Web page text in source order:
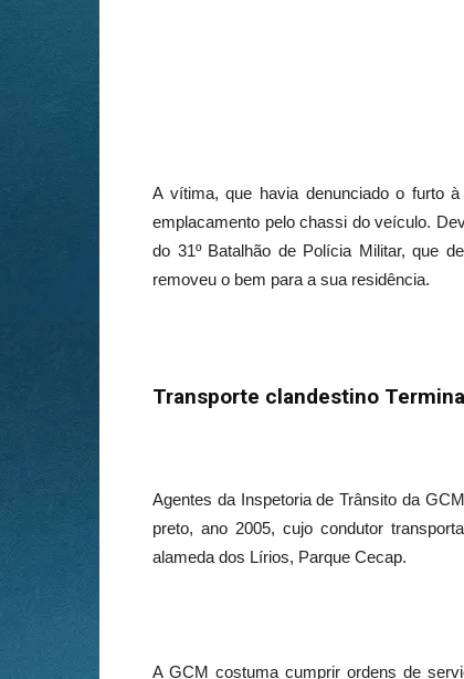
A vítima, que havia denunciado o furto
emplacamento pelo chassi do veículo.
do 31º Batalhão de Polícia Militar, que
removeu o bem para a sua residência.
Transporte clandestino
Agentes da Inspetoria de Trânsito da
preto, ano 2005, cujo condutor
alameda dos Lírios, Parque Cecap.
A GCM costuma cumprir ordens de